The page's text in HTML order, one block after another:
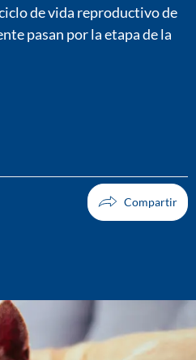
de vida reproductivo de
pasan por la etapa de la